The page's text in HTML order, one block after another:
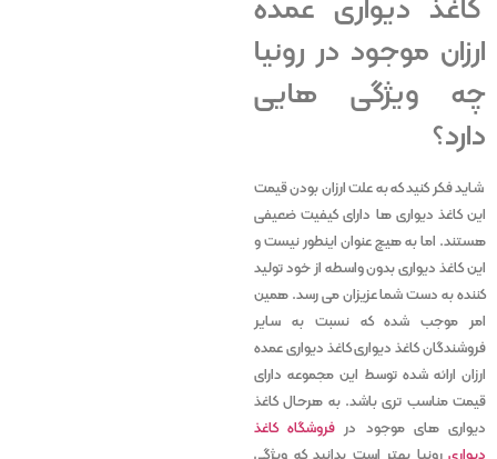
کاغذ دیواری عمده
ارزان موجود در رونیا
چه ویژگی هایی
دارد؟
شاید فکر کنید که به علت ارزان بودن قیمت
این کاغذ دیواری ها دارای کیفیت ضعیفی
هستند. اما به هیچ عنوان اینطور نیست و
این کاغذ دیواری بدون واسطه از خود تولید
کننده به دست شما عزیزان می رسد. همین
امر موجب شده که نسبت به سایر
فروشندگان کاغذ دیواری کاغذ دیواری عمده
ارزان ارائه شده توسط این مجموعه دارای
قیمت مناسب تری باشد. به هرحال کاغذ
دیواری های موجود در فروشگاه کاغذ